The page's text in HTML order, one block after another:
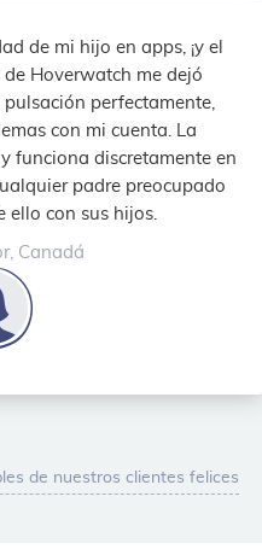
de mi hijo en apps, ¡y el
Hoverwatch me dejó
perfectamente,
con mi cuenta. La
funciona discretamente en
padre preocupado
ello con sus hijos.
Canadá
de nuestros clientes felices